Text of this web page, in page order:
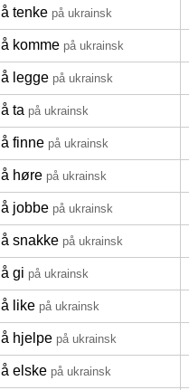
å tenke på ukrainsk
å komme på ukrainsk
å legge på ukrainsk
å ta på ukrainsk
å finne på ukrainsk
å høre på ukrainsk
å jobbe på ukrainsk
å snakke på ukrainsk
å gi på ukrainsk
å like på ukrainsk
å hjelpe på ukrainsk
å elske på ukrainsk